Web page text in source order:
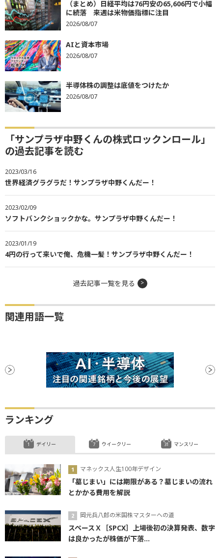
（まとめ）日経平均は76円安の65,606円で小幅
に続落 来週は米物価指標に注目
2026/08/07
AIと資本市場
2026/08/07
半導体株の調整は底値をつけたか
2026/08/07
「サンプラザ中野くんの株式ロックンロール」
の過去記事を読む
2023/03/16
世界経済グラグラだ！サンプラザ中野くんだー！
2023/02/09
ソフトバンクショックかな。サンプラザ中野くんだー！
2023/01/19
4円の行って来いで俺、危機一髪！サンプラザ中野くんだー！
過去記事一覧を見る
関連用語一覧
ランキング
デイリー
マネックス人生100年デザイン
「墓じまい」には期限がある？墓じまいの流れ
とかかる費用を解説
岡元兵八郎の米国株マスターへの道
スペースＸ［SPCX］上場後初の決算発表、数字
は良かったが株価が下落...
ウイークリー マンスリー